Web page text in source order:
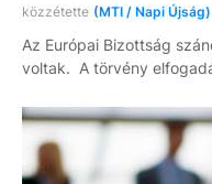
közzétette (MTI / Napi Újság)
Az Európai Bizottság
voltak. A törvény